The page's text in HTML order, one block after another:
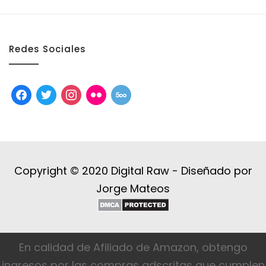
Redes Sociales
facebook
twitterinstagram
flickr 500px
Copyright © 2020 Digital Raw - Diseñado por
Jorge Mateos
En calidad de Afiliado de Amazon, obtengo